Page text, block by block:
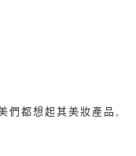
都想起其美妝產品,